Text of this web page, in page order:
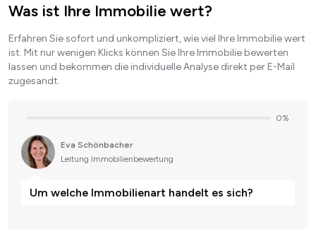
Was ist Ihre Immobilie wert?
Erfahren Sie sofort und unkompliziert, wie viel Ihre Immobilie wert
ist. Mit nur wenigen Klicks können Sie Ihre Immobilie bewerten
lassen und bekommen die individuelle Analyse direkt per E-Mail
zugesandt.